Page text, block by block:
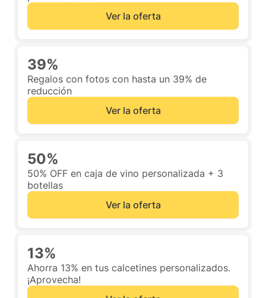
Ver la oferta
39%
Regalos con fotos con hasta un 39% de
reducción
Ver la oferta
50%
50% OFF en caja de vino personalizada + 3
botellas
Ver la oferta
13%
Ahorra 13% en tus calcetines personalizados.
¡Aprovecha!